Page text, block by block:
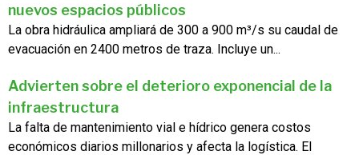
nuevos espacios públicos
La obra hidráulica ampliará de 300 a 900 m³/s su caudal de
evacuación en 2400 metros de traza. Incluye un...
Advierten sobre el deterioro exponencial de la
infraestructura
La falta de mantenimiento vial e hídrico genera costos
económicos diarios millonarios y afecta la logística. El